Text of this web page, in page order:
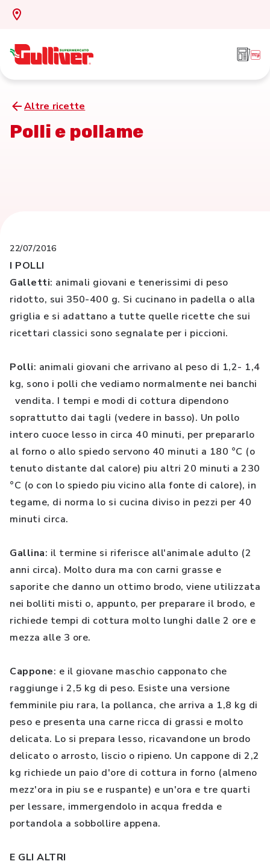
Altre ricette
Polli e pollame
22/07/2016
I POLLI
Galletti: animali giovani e tenerissimi di peso
ridotto, sui 350-400 g. Si cucinano in padella o alla
griglia e si adattano a tutte quelle ricette che sui
ricettari classici sono segnalate per i piccioni.
Polli: animali giovani che arrivano al peso di 1,2- 1,4
kg, sono i polli che vediamo normalmente nei banchi
vendita. I tempi e modi di cottura dipendono
soprattutto dai tagli (vedere in basso). Un pollo
intero cuoce lesso in circa 40 minuti, per prepararlo
al forno o allo spiedo servono 40 minuti a 180 °C (o
tenuto distante dal calore) piu altri 20 minuti a 230
°C (o con lo spiedo piu vicino alla fonte di calore), in
tegame, di norma lo si cucina diviso in pezzi per 40
minuti circa.
Gallina: il termine si riferisce all'animale adulto (2
anni circa). Molto dura ma con carni grasse e
saporite che danno un ottimo brodo, viene utilizzata
nei bolliti misti o, appunto, per preparare il brodo, e
richiede tempi di cottura molto lunghi dalle 2 ore e
mezza alle 3 ore.
Cappone: e il giovane maschio capponato che
raggiunge i 2,5 kg di peso. Esiste una versione
femminile piu rara, la pollanca, che arriva a 1,8 kg di
peso e presenta una carne ricca di grassi e molto
delicata. Lo si prepara lesso, ricavandone un brodo
delicato o arrosto, liscio o ripieno. Un cappone di 2,2
kg richiede un paio d'ore di cottura in forno (almeno
mezz'ora in piu se e ruspante) e un'ora e tre quarti
per lessare, immergendolo in acqua fredda e
portandola a sobbollire appena.
E GLI ALTRI